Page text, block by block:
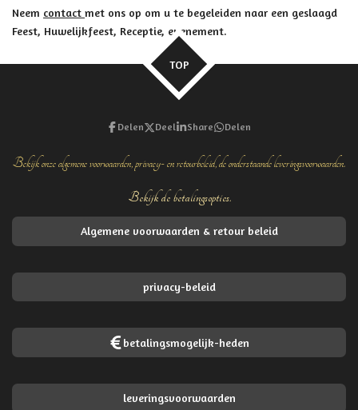
Neem contact met ons op om u te begeleiden naar een geslaagd
Feest, Huwelijkfeest, Receptie, evenement.
TOP
Delen Deel Share Delen
Bekijk onze algemene voorwaarden, privacy- en retourbeleid, de onderstaande leveringsvoorwaarden.
Bekijk de betalingsopties.
Algemene voorwaarden & retour beleid
privacy-beleid
betalingsmogelijk-heden
leveringsvoorwaarden